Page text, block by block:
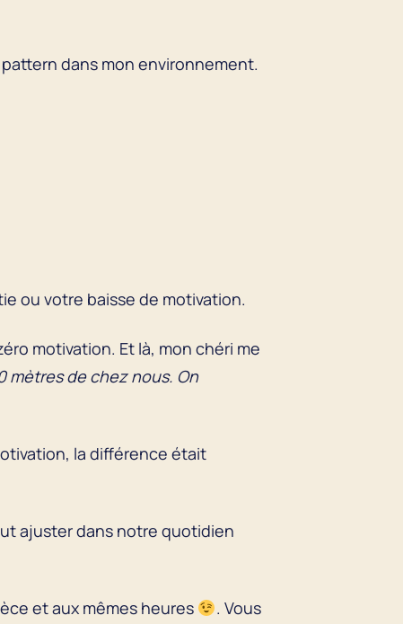
dans mon environnement.
ou votre baisse de motivation.
motivation. Et là, mon chéri me
mètres de chez nous. On
la différence était
ajuster dans notre quotidien
et aux mêmes heures
. Vous